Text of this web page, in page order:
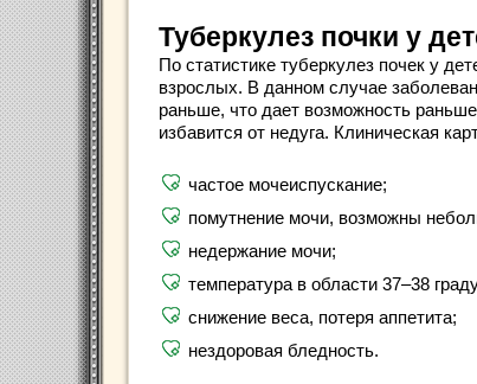
Туберкулез почки у
По статистике туберкулез почек у
взрослых. В данном случае
раньше, что дает возможность
избавится от недуга. Клиническая
частое мочеиспускание;
помутнение мочи, возможны
недержание мочи;
температура в области 37–38
снижение веса, потеря аппетита;
нездоровая бледность.